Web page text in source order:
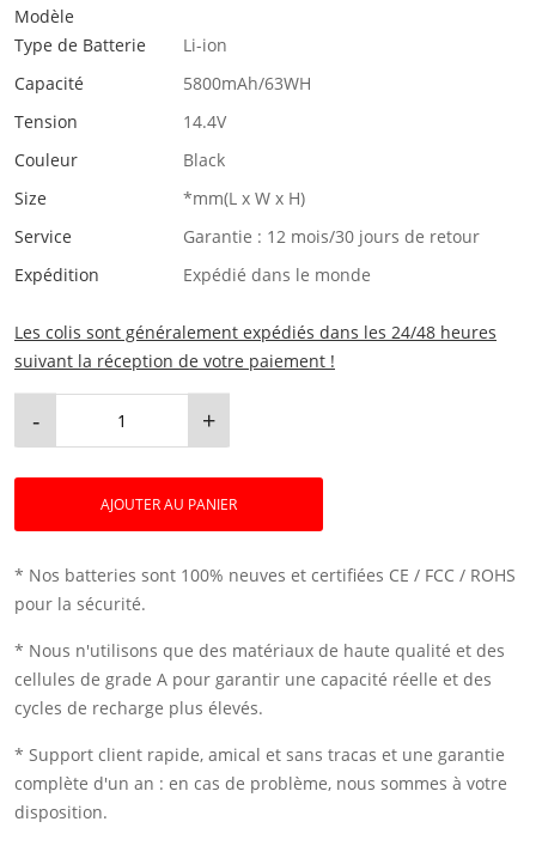
Modèle
Type de Batterie
Li-ion
Capacité
5800mAh/63WH
Tension
14.4V
Couleur
Black
Size
*mm(L x W x H)
Service
Garantie : 12 mois/30 jours de retour
Expédition
Expédié dans le monde
Les colis sont généralement expédiés dans les 24/48 heures
suivant la réception de votre paiement !
- +
AJOUTER AU PANIER
* Nos batteries sont 100% neuves et certifiées CE / FCC / ROHS
pour la sécurité.
* Nous n'utilisons que des matériaux de haute qualité et des
cellules de grade A pour garantir une capacité réelle et des
cycles de recharge plus élevés.
* Support client rapide, amical et sans tracas et une garantie
complète d'un an : en cas de problème, nous sommes à votre
disposition.